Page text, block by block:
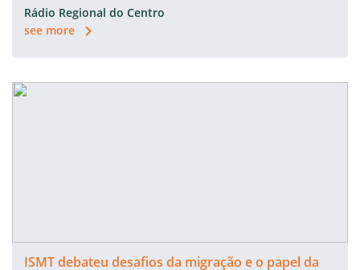
Rádio Regional do Centro
see more
ISMT debateu desafios da migração e o papel da